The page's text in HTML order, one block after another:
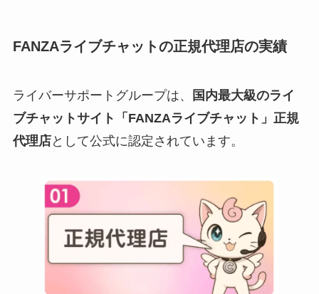
FANZAライブチャットの正規代理店の実績
ライバーサポートグループは、
国内最大級のライ
ブチャットサイト「FANZAライブチャット」正規
代理店として公式に認定されています。